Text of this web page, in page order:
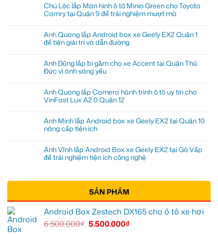
Chú Lộc lắp Màn hình ô tô Minio Green cho Toyota
Camry tại Quận 9 để trải nghiệm mượt mà
Anh Quang lắp Android box xe Geely EX2 Quận 1
để tiện giải trí và dẫn đường
Anh Dũng lắp bi gầm cho xe Accent tại Quận Thủ
Đức vì ánh sáng yếu
Anh Quang lắp Camera hành trình ô tô uy tín cho
VinFast Lux A2.0 Quận 12
Anh Minh lắp Android box xe Geely EX2 tại Quận 10
nâng cấp tiện ích
Anh Vĩnh lắp Android Box xe Geely EX2 tại Gò Vấp
để trải nghiệm tiện ích công nghệ
SẢN PHẨM
Android Box Zestech DX165 cho ô tô xe hơi
6.500.000₫ 5.500.000₫